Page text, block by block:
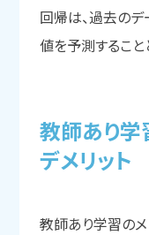
回帰は、過去の
値を予測すること
教師あり学
デメリット
教師あり学習のメ